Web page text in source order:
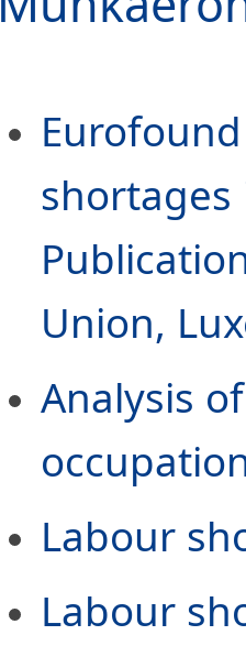
shortages
Union,
Analysis
Labour
Labour